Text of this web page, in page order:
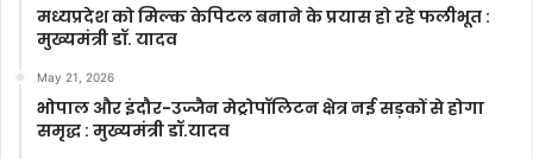
मध्यप्रदेश को मिल्क केपिटल बनाने के प्रयास हो रहे फलीभूत :
मुख्यमंत्री डॉ. यादव
May 21, 2026
भोपाल और इंदौर-उज्जैन मेट्रोपॉलिटन क्षेत्र नई सड़कों से होगा
समृद्ध : मुख्यमंत्री डॉ.यादव